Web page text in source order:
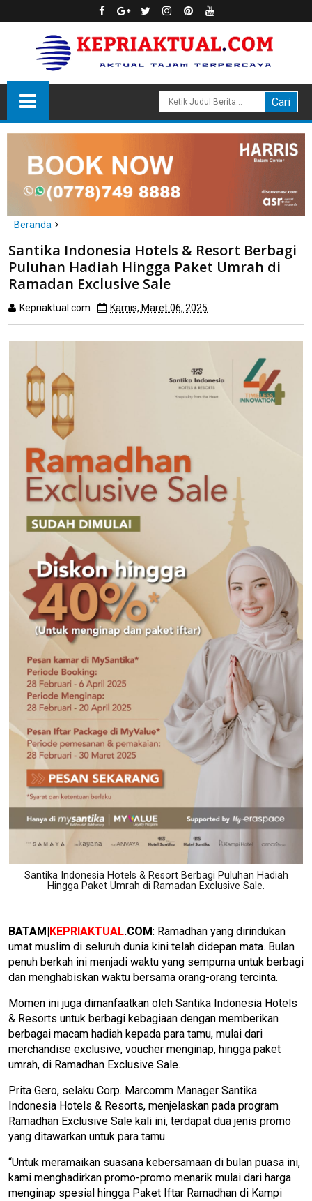
Beranda
Batam
Santika Indonesia Hotels & Resort Berbagi Puluhan Hadiah
Hingga Paket Umrah di Ramadan Exclusive Sale
Santika Indonesia Hotels & Resort Berbagi
Puluhan Hadiah Hingga Paket Umrah di
Ramadan Exclusive Sale
Kepriaktual.com Kamis, Maret 06, 2025
Santika Indonesia Hotels & Resort Berbagi Puluhan Hadiah
Hingga Paket Umrah di Ramadan Exclusive Sale.
BATAM|KEPRIAKTUAL.COM: Ramadhan yang dirindukan
umat muslim di seluruh dunia kini telah didepan mata. Bulan
penuh berkah ini menjadi waktu yang sempurna untuk berbagi
dan menghabiskan waktu bersama orang-orang tercinta.
Momen ini juga dimanfaatkan oleh Santika Indonesia Hotels
& Resorts untuk berbagi kebagiaan dengan memberikan
berbagai macam hadiah kepada para tamu, mulai dari
merchandise exclusive, voucher menginap, hingga paket
umrah, di Ramadhan Exclusive Sale.
Prita Gero, selaku Corp. Marcomm Manager Santika
Indonesia Hotels & Resorts, menjelaskan pada program
Ramadhan Exclusive Sale kali ini, terdapat dua jenis promo
yang ditawarkan untuk para tamu.
“Untuk meramaikan suasana kebersamaan di bulan puasa ini,
kami menghadirkan promo-promo menarik mulai dari harga
menginap spesial hingga Paket Iftar Ramadhan di Kampi